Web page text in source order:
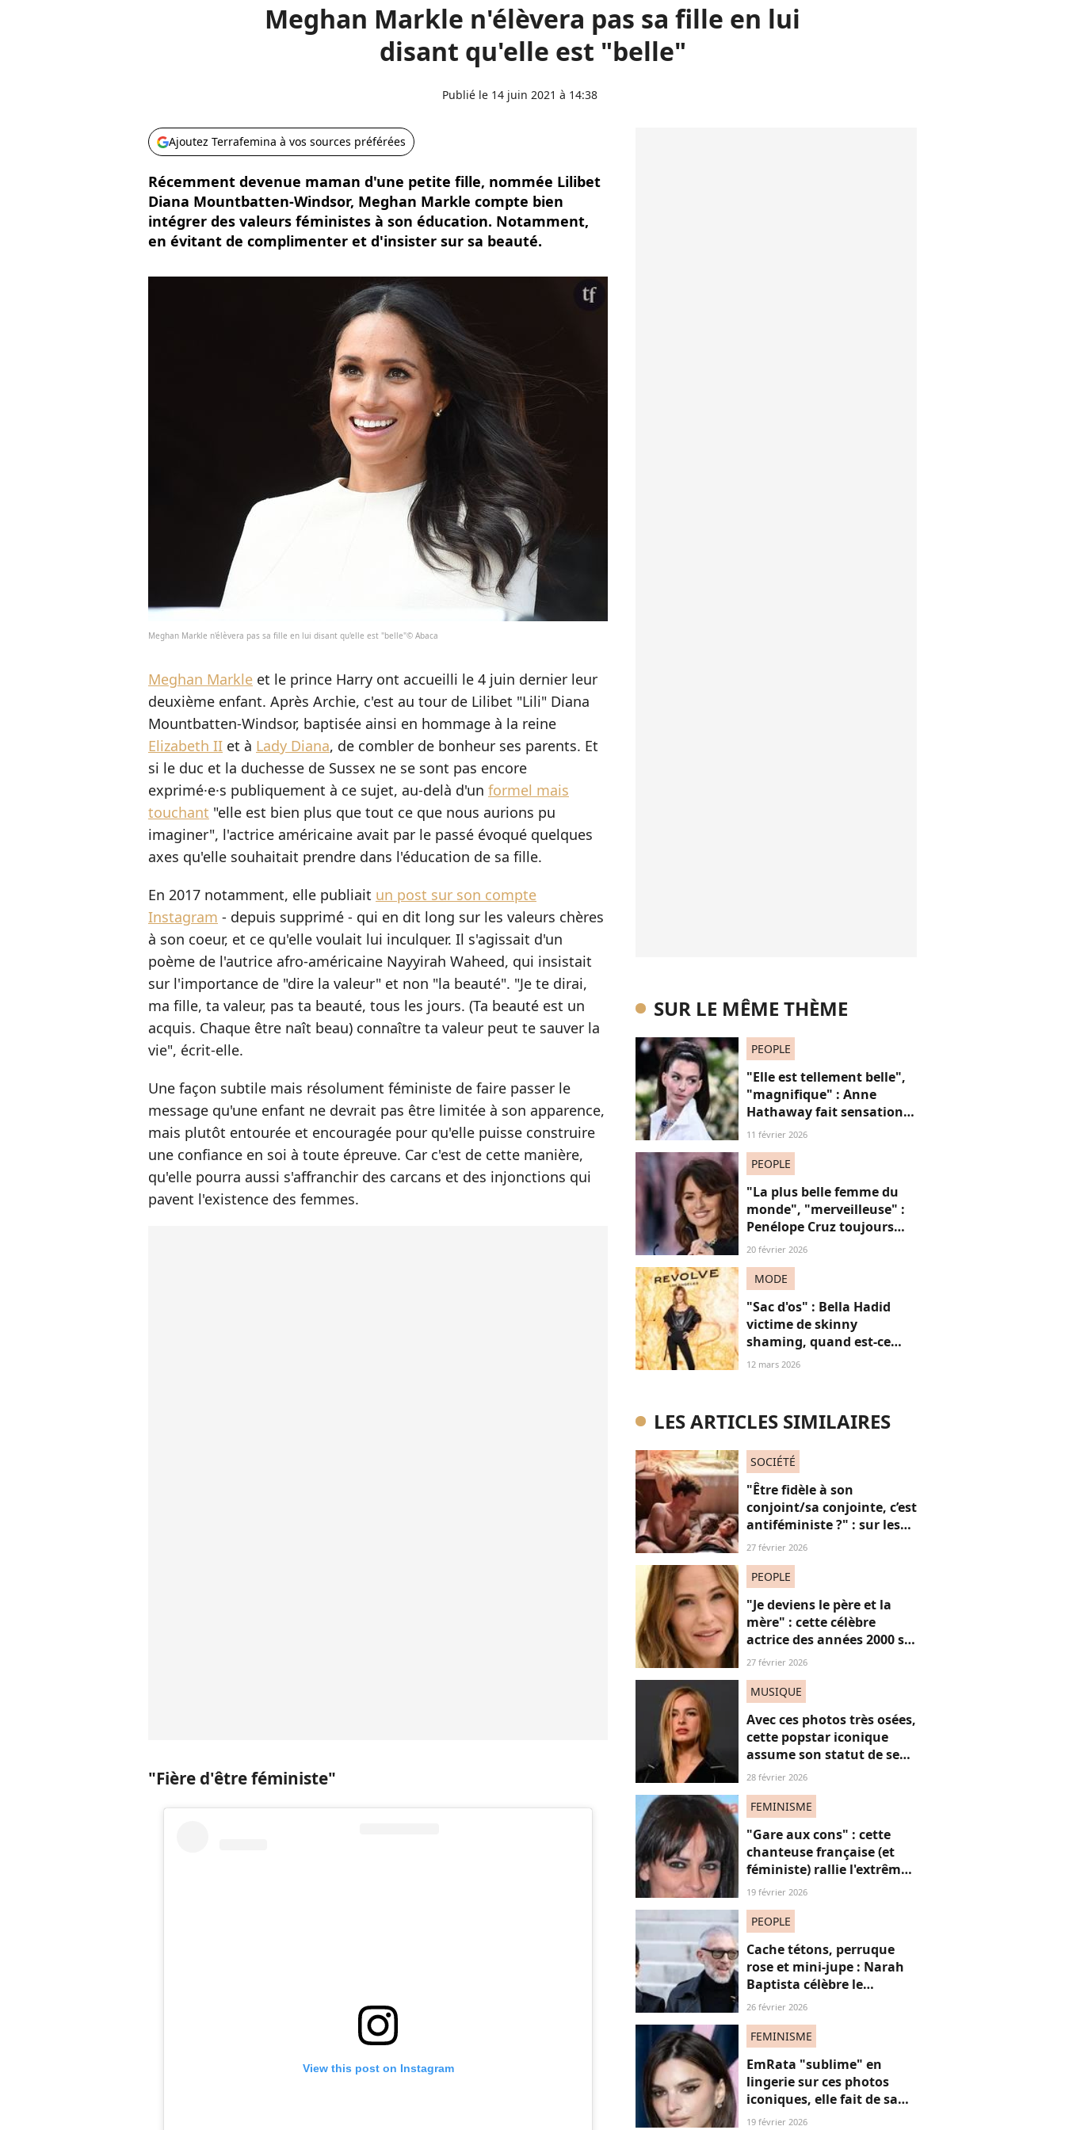
Meghan Markle n'élèvera pas sa fille en lui
disant qu'elle est "belle"
Publié le 14 juin 2021 à 14:38
Ajoutez Terrafemina à vos sources préférées
Récemment devenue maman d'une petite fille, nommée Lilibet
Diana Mountbatten-Windsor, Meghan Markle compte bien
intégrer des valeurs féministes à son éducation. Notamment,
en évitant de complimenter et d'insister sur sa beauté.
Meghan Markle n'élèvera pas sa fille en lui disant qu'elle est "belle"© Abaca
Meghan Markle et le prince Harry ont accueilli le 4 juin dernier leur
deuxième enfant. Après Archie, c'est au tour de Lilibet "Lili" Diana
Mountbatten-Windsor, baptisée ainsi en hommage à la reine
Elizabeth II et à Lady Diana, de combler de bonheur ses parents. Et
si le duc et la duchesse de Sussex ne se sont pas encore
exprimé·e·s publiquement à ce sujet, au-delà d'un formel mais
touchant "elle est bien plus que tout ce que nous aurions pu
imaginer", l'actrice américaine avait par le passé évoqué quelques
axes qu'elle souhaitait prendre dans l'éducation de sa fille.
En 2017 notamment, elle publiait un post sur son compte
Instagram - depuis supprimé - qui en dit long sur les valeurs chères
à son coeur, et ce qu'elle voulait lui inculquer. Il s'agissait d'un
poème de l'autrice afro-américaine Nayyirah Waheed, qui insistait
sur l'importance de "dire la valeur" et non "la beauté". "Je te dirai,
ma fille, ta valeur, pas ta beauté, tous les jours. (Ta beauté est un
acquis. Chaque être naît beau) connaître ta valeur peut te sauver la
vie", écrit-elle.
Une façon subtile mais résolument féministe de faire passer le
message qu'une enfant ne devrait pas être limitée à son apparence,
mais plutôt entourée et encouragée pour qu'elle puisse construire
une confiance en soi à toute épreuve. Car c'est de cette manière,
qu'elle pourra aussi s'affranchir des carcans et des injonctions qui
pavent l'existence des femmes.
"Fière d'être féministe"
View this post on Instagram
SUR LE MÊME THÈME
PEOPLE
"Elle est tellement belle",
"magnifique" : Anne
Hathaway fait sensation
en robe en dentelle
11 février 2026
PEOPLE
"La plus belle femme du
monde", "merveilleuse" :
Penélope Cruz toujours
aussi charismatique à 51
20 février 2026
MODE
"Sac d'os" : Bella Hadid
victime de skinny
shaming, quand est-ce
qu’on arrête de trouver les
12 mars 2026
LES ARTICLES SIMILAIRES
SOCIÉTÉ
"Être fidèle à son
conjoint/sa conjointe, c’est
antiféministe ?" : sur les
réseaux sociaux, cette
27 février 2026
PEOPLE
"Je deviens le père et la
mère" : cette célèbre
actrice des années 2000 se
confie sur sa vie de parent
27 février 2026
MUSIQUE
Avec ces photos très osées,
cette popstar iconique
assume son statut de sex
symbol (et c'est féministe)
28 février 2026
FEMINISME
"Gare aux cons" : cette
chanteuse française (et
féministe) rallie l'extrême
droite ? Les fans "très
19 février 2026
PEOPLE
Cache tétons, perruque
rose et mini-jupe : Narah
Baptista célèbre le
carnaval de Rio avec son
de 30 ans son aîné
26 février 2026
FEMINISME
EmRata "sublime" en
lingerie sur ces photos
iconiques, elle fait de sa
sensualité une force
19 février 2026